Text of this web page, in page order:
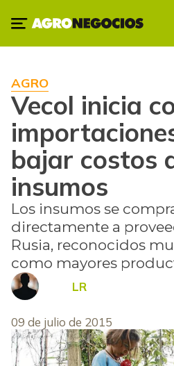
AGRO
Vecol inicia
bajar costos
insumos
Los insumos se
directamente a
Rusia, reconocidos
como mayores
LR
09 de julio de 2015